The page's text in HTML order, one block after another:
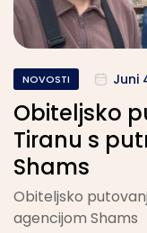
NOVOSTI Juni
Obiteljsko
Tiranu s
Shams
Obiteljsko
agencijom Shams